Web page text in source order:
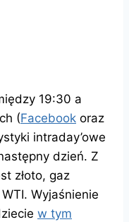
19:30 a
(Facebook oraz
intraday’owe
dzień. Z
złoto, gaz
Wyjaśnienie
w tym